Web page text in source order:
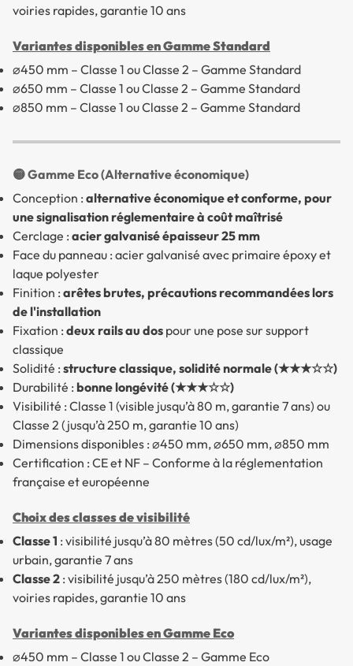
voiries rapides, garantie 10 ans
Variantes disponibles en Gamme Standard
⌀450 mm – Classe 1 ou Classe 2 – Gamme Standard
⌀650 mm – Classe 1 ou Classe 2 – Gamme Standard
⌀850 mm – Classe 1 ou Classe 2 – Gamme Standard
🟡 Gamme Eco (Alternative économique)
Conception : alternative économique et conforme, pour
une signalisation réglementaire à coût maîtrisé
Cerclage : acier galvanisé épaisseur 25 mm
Face du panneau : acier galvanisé avec primaire époxy et
laque polyester
Finition : arêtes brutes, précautions recommandées lors
de l'installation
Fixation : deux rails au dos pour une pose sur support
classique
Solidité : structure classique, solidité normale (★★★☆☆)
Durabilité : bonne longévité (★★★☆☆)
Visibilité : Classe 1 (visible jusqu’à 80 m, garantie 7 ans) ou
Classe 2 (jusqu’à 250 m, garantie 10 ans)
Dimensions disponibles : ⌀450 mm, ⌀650 mm, ⌀850 mm
Certification : CE et NF – Conforme à la réglementation
française et européenne
Choix des classes de visibilité
Classe 1 : visibilité jusqu’à 80 mètres (50 cd/lux/m²), usage
urbain, garantie 7 ans
Classe 2 : visibilité jusqu’à 250 mètres (180 cd/lux/m²),
voiries rapides, garantie 10 ans
Variantes disponibles en Gamme Eco
⌀450 mm – Classe 1 ou Classe 2 – Gamme Eco